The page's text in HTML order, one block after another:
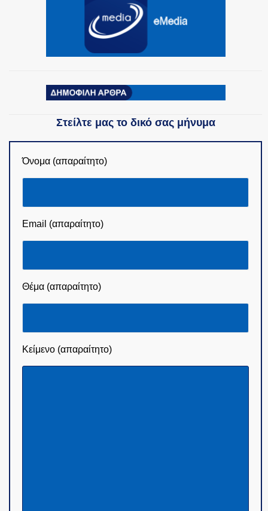
Στείλτε μας το δικό σας μήνυμα
Όνομα (απαραίτητο)
Email (απαραίτητο)
Θέμα (απαραίτητο)
Κείμενο (απαραίτητο)